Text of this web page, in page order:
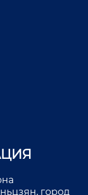
город